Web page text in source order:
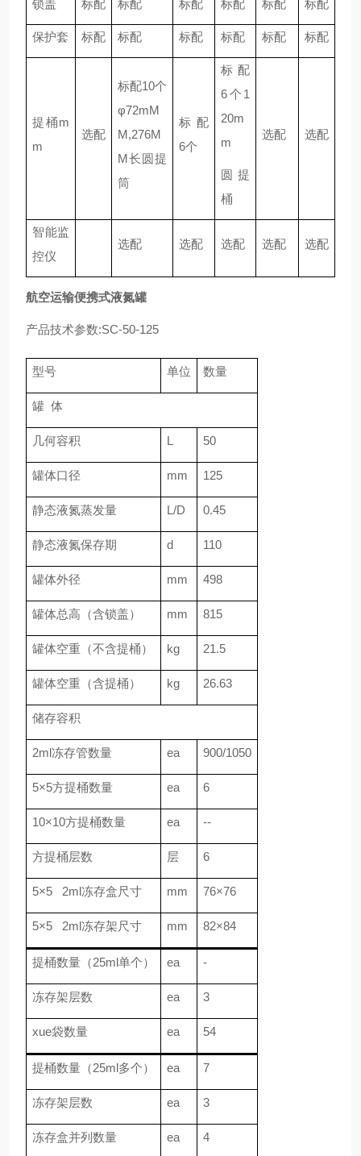
锁盖 标配 标配 标配 标配 标配 标配
保护套 标配 标配 标配 标配 标配 标配
提桶m
m
选配
标配10个
φ72mM
M,276M
M长圆提
筒
标配
6个
标配
6个1
20m
m
圆提
桶
选配 选配
智能监
控仪
选配 选配 选配 选配 选配
航空运输便携式液氮罐
产品技术参数:SC-50-125
型号 单位 数量
罐 体
几何容积 L 50
罐体口径 mm 125
静态液氮蒸发量 L/D 0.45
静态液氮保存期 d 110
罐体外径 mm 498
罐体总高（含锁盖） mm 815
罐体空重（不含提桶） kg 21.5
罐体空重（含提桶） kg 26.63
储存容积
2ml冻存管数量 ea 900/1050
5×5方提桶数量 ea 6
10×10方提桶数量 ea --
方提桶层数 层 6
5×5 2ml冻存盒尺寸 mm 76×76
5×5 2ml冻存架尺寸 mm 82×84
提桶数量（25ml单个） ea -
冻存架层数 ea 3
xue袋数量 ea 54
提桶数量（25ml多个） ea 7
冻存架层数 ea 3
冻存盒并列数量 ea 4